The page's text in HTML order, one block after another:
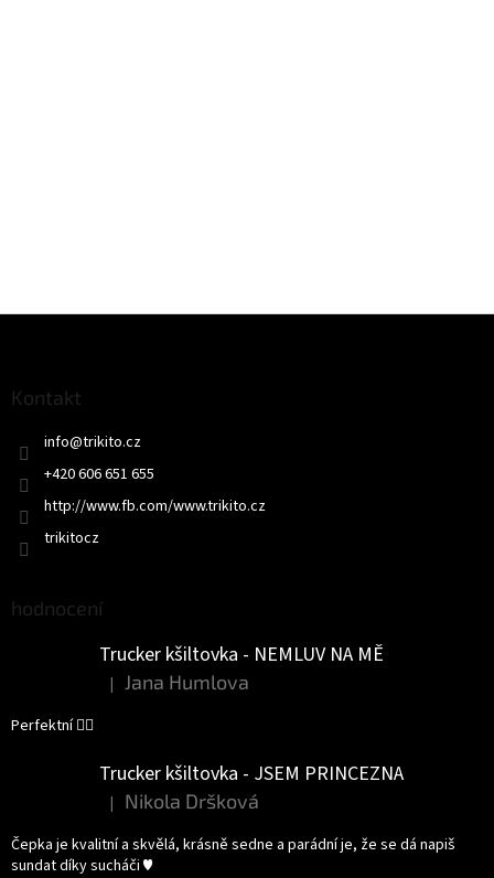
Kontakt
info@trikito.cz
+420 606 651 655
http://www.fb.com/www.trikito.cz
trikitocz
hodnocení
Trucker kšiltovka - NEMLUV NA MĚ
Hodnocení produktu je 5 z 5 hvězdiček.
| Jana Humlova
Perfektní 👌🏻
Trucker kšiltovka - JSEM PRINCEZNA
Hodnocení produktu je 5 z 5 hvězdiček.
| Nikola Dršková
Čepka je kvalitní a skvělá, krásně sedne a parádní je, že se dá napiš
sundat díky sucháči ♥️